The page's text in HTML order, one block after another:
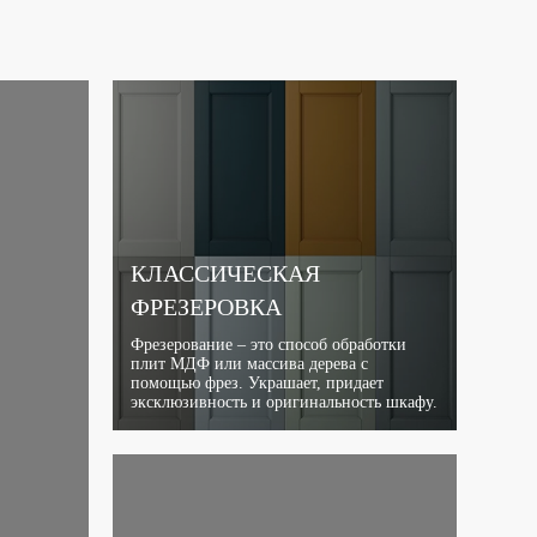
КЛАССИЧЕСКАЯ
ФРЕЗЕРОВКА
Фрезерование – это способ обработки
плит МДФ или массива дерева с
помощью фрез. Украшает, придает
эксклюзивность и оригинальность шкафу.